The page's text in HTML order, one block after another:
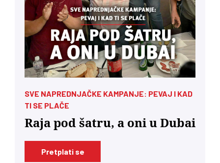
SVE NAPREDNJAČKE KAMPANJE: PEVAJ I KAD
TI SE PLAČE
Raja pod šatru, a oni u Dubai
Pretplati se